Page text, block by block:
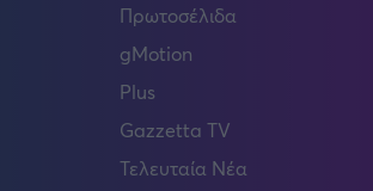
Πρωτοσέλιδα
gMotion
Plus
Gazzetta TV
Τελευταία Νέα